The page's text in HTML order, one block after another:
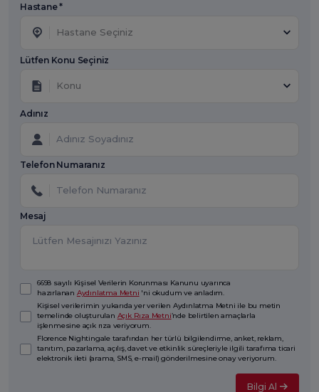
Hastane *
Hastane Seçiniz
Lütfen Konu Seçiniz
Konu
Adınız
Telefon Numaranız
Mesaj
6698 sayılı Kişisel Verilerin Korunması Kanunu uyarınca
hazırlanan Aydınlatma Metni 'ni okudum ve anladım.
Kişisel verilerimin yukarıda yer verilen Aydınlatma Metni ile bu metin
temelinde oluşturulan Açık Rıza Metni’nde belirtilen amaçlarla
işlenmesine açık rıza veriyorum.
Florence Nightingale tarafından her türlü bilgilendirme, anket, reklam,
tanıtım, pazarlama, açılış, davet ve etkinlik süreçleriyle ilgili tarafıma ticari
elektronik ileti (arama, SMS, e-mail) gönderilmesine onay veriyorum.
Bilgi Al